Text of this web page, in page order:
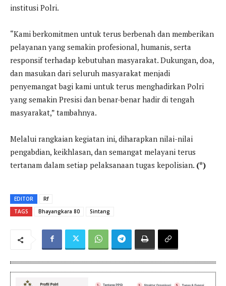
institusi Polri.
“Kami berkomitmen untuk terus berbenah dan memberikan
pelayanan yang semakin profesional, humanis, serta
responsif terhadap kebutuhan masyarakat. Dukungan, doa,
dan masukan dari seluruh masyarakat menjadi
penyemangat bagi kami untuk terus menghadirkan Polri
yang semakin Presisi dan benar-benar hadir di tengah
masyarakat,” tambahnya.
Melalui rangkaian kegiatan ini, diharapkan nilai-nilai
pengabdian, keikhlasan, dan semangat melayani terus
tertanam dalam setiap pelaksanaan tugas kepolisian. (*)
EDITOR
Rf
TAGS
Bhayangkara 80 Sintang